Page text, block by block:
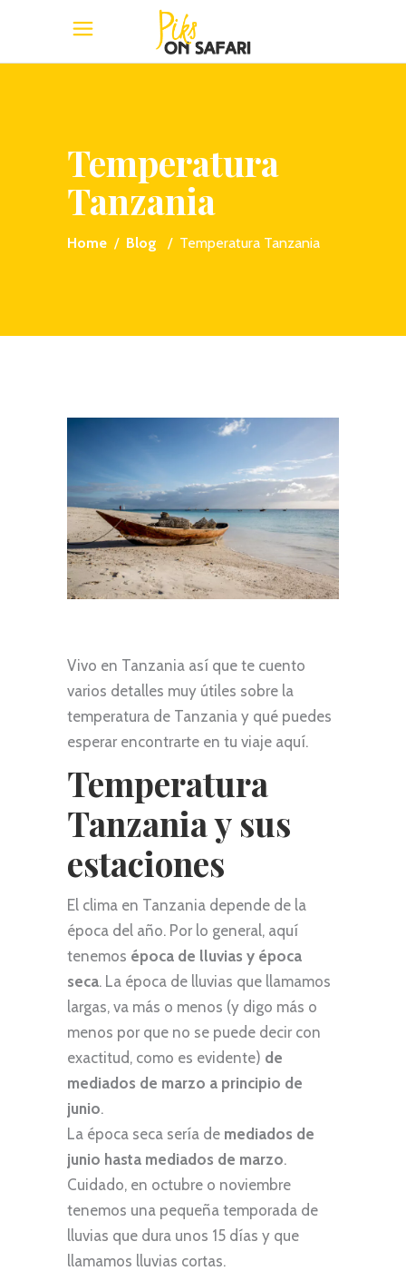
Temperatura
Tanzania
Home / Blog / Temperatura Tanzania
Vivo en Tanzania así que te cuento
varios detalles muy útiles sobre la
temperatura de Tanzania y qué puedes
esperar encontrarte en tu viaje aquí.
Temperatura
Tanzania y sus
estaciones
El clima en Tanzania depende de la
época del año. Por lo general, aquí
tenemos época de lluvias y época
seca. La época de lluvias que llamamos
largas, va más o menos (y digo más o
menos por que no se puede decir con
exactitud, como es evidente) de
mediados de marzo a principio de
junio.
La época seca sería de mediados de
junio hasta mediados de marzo.
Cuidado, en octubre o noviembre
tenemos una pequeña temporada de
lluvias que dura unos 15 días y que
llamamos lluvias cortas.